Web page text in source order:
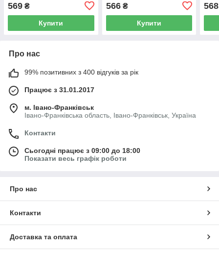
569 ₴
Купити
566₴
Купити
568
Про нас
99% позитивних з 400 відгуків за рік
Працює з 31.01.2017
м. Івано-Франківськ
Івано-Франківська область, Івано-Франківськ, Україна
Контакти
Сьогодні працює з 09:00 до 18:00
Показати весь графік роботи
Про нас
Контакти
Доставка та оплата